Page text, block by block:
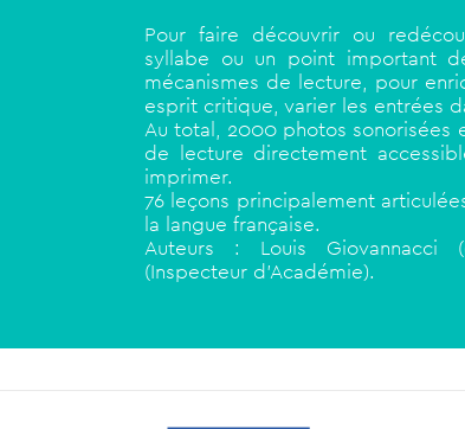
Pour faire découvrir ou
syllabe ou un point important
mécanismes de lecture, pour
esprit critique, varier les entrées
Au total, 2000 photos sonorisées
de lecture directement
imprimer.
76 leçons principalement
la langue française.
Auteurs : Louis Giovannacci
(Inspecteur d’Académie).